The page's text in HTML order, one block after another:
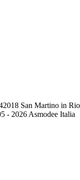
San Martino in Rio
- 2026 Asmodee Italia